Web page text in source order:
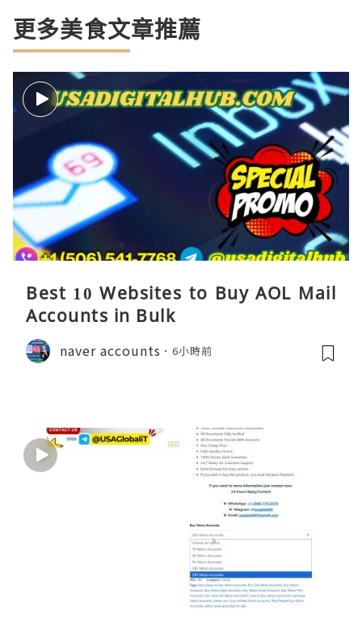
更多美食文章推薦
Best 10 Websites to Buy AOL Mail
Accounts in Bulk
naver accounts 6小時前